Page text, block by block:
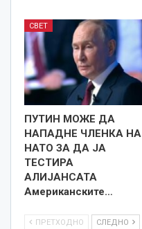
СВЕТ
ПУТИН МОЖЕ ДА
НАПАДНЕ ЧЛЕНКА НА
НАТО ЗА ДА ЈА
ТЕСТИРА
АЛИЈАНСАТА
Американските…
ПРЕТХОДНО СЛЕДНО